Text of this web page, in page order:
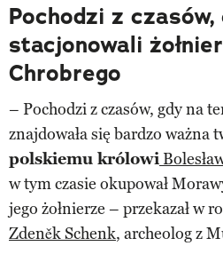
Pochodzi z
stacjonowali
Chrobrego
– Pochodzi z czasów, gdy na
znajdowała się bardzo ważna
polskiemu królowi
w tym czasie okupował
jego żołnierze – przekazał w
Zdeněk Schenk, archeolog z